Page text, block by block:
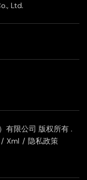
Ltd.
有限公司 版权所有 .
/ Xml / 隐私政策